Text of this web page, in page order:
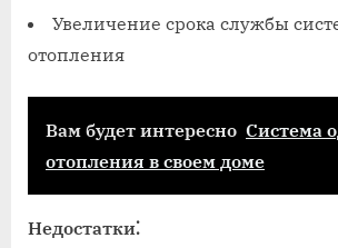
Увеличение срока службы
отопления
Вам будет интересно Система
отопления в своем доме
Недостатки⁚